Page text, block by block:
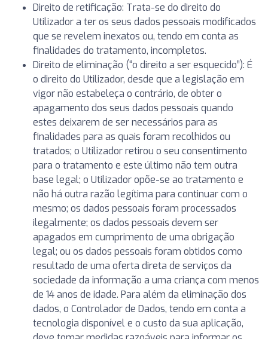
Direito de retificação: Trata-se do direito do
Utilizador a ter os seus dados pessoais modificados
que se revelem inexatos ou, tendo em conta as
finalidades do tratamento, incompletos.
Direito de eliminação (“o direito a ser esquecido”): É
o direito do Utilizador, desde que a legislação em
vigor não estabeleça o contrário, de obter o
apagamento dos seus dados pessoais quando
estes deixarem de ser necessários para as
finalidades para as quais foram recolhidos ou
tratados; o Utilizador retirou o seu consentimento
para o tratamento e este último não tem outra
base legal; o Utilizador opõe-se ao tratamento e
não há outra razão legítima para continuar com o
mesmo; os dados pessoais foram processados
ilegalmente; os dados pessoais devem ser
apagados em cumprimento de uma obrigação
legal; ou os dados pessoais foram obtidos como
resultado de uma oferta direta de serviços da
sociedade da informação a uma criança com menos
de 14 anos de idade. Para além da eliminação dos
dados, o Controlador de Dados, tendo em conta a
tecnologia disponível e o custo da sua aplicação,